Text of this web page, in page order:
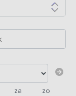
za zo